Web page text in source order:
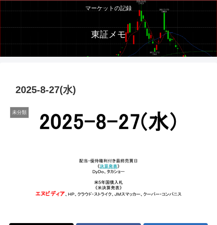
マーケットの記録
東証メモ
2025-8-27(水)
未分類